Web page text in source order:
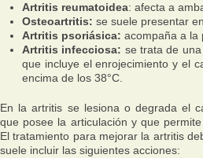
Artritis reumatoidea: afecta a
Osteoartritis: se suele presentar
Artritis psoriásica: acompaña a la
Artritis infecciosa: se trata de
que incluye el enrojecimiento y el
encima de los 38°C.
En la artritis se lesiona o degrada el
que posee la articulación y que
El tratamiento para mejorar la artritis
suele incluir las siguientes acciones: